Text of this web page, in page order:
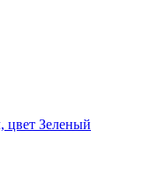
цвет Зеленый